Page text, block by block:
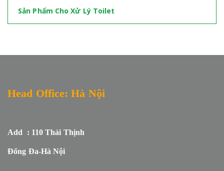
Sản Phẩm Cho Xử Lý Toilet
Head Office: Hà Nội
Add : 110 Thái Thịnh
Đống Đa-Hà Nội